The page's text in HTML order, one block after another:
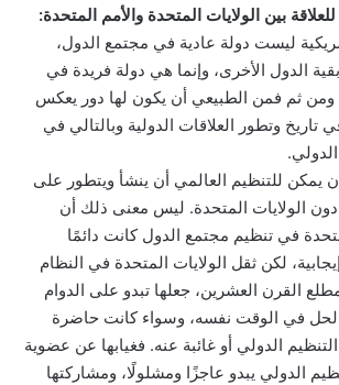
ليست دولة عادية في مجتمع الدول،
الدول الأخرى، وإنما هي دولة فريدة في
ومن ثم فمن الطبيعي أن يكون لها دور يعكس
تاريخ وتطور العلاقات الدولية وبالتالي في
يمكن للتنظيم العالمي أن ينشأ ويتطور على
الولايات المتحدة. ليس معنى ذلك أن
في تنظيم مجتمع الدول كانت دائمًا
لكن ثقل الولايات المتحدة في النظام
القرن العشرين، جعلها تبدو على الدوام
في الوقت نفسه، وسواء كانت حاضرة
الدولي أو غائبة عنه. فغيابها عن عضوية
الدولي يبدو عاجزًا ومشلولًا، ومشاركتها